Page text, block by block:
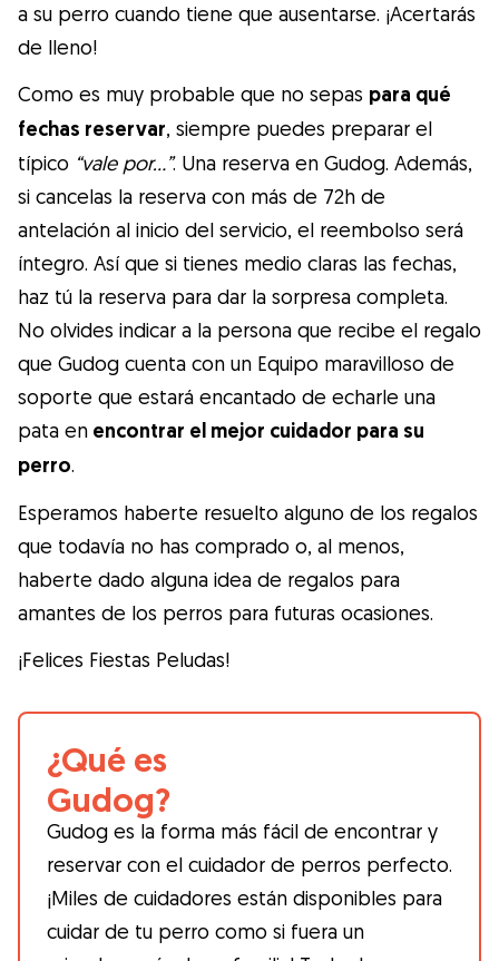
a su perro cuando tiene que ausentarse. ¡Acertarás
de lleno!
Como es muy probable que no sepas para qué
fechas reservar, siempre puedes preparar el
típico “vale por…”. Una reserva en Gudog. Además,
si cancelas la reserva con más de 72h de
antelación al inicio del servicio, el reembolso será
íntegro. Así que si tienes medio claras las fechas,
haz tú la reserva para dar la sorpresa completa.
No olvides indicar a la persona que recibe el regalo
que Gudog cuenta con un Equipo maravilloso de
soporte que estará encantado de echarle una
pata en encontrar el mejor cuidador para su
perro.
Esperamos haberte resuelto alguno de los regalos
que todavía no has comprado o, al menos,
haberte dado alguna idea de regalos para
amantes de los perros para futuras ocasiones.
¡Felices Fiestas Peludas!
¿Qué es
Gudog?
Gudog es la forma más fácil de encontrar y
reservar con el cuidador de perros perfecto.
¡Miles de cuidadores están disponibles para
cuidar de tu perro como si fuera un